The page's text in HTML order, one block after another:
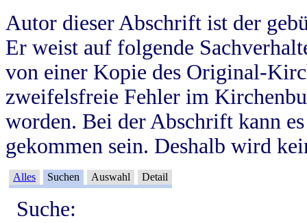
Autor dieser Abschrift ist der
Er weist auf folgende
von einer Kopie des Original-
zweifelsfreie Fehler im
worden. Bei der Abschrift kann
gekommen sein. Deshalb wird
Alles Suchen Auswahl Detail
Suche: